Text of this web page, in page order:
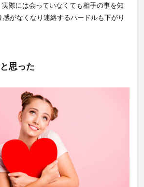
際には会っていなくても相手の事を知
がなくなり連絡するハードルも下がり
思った